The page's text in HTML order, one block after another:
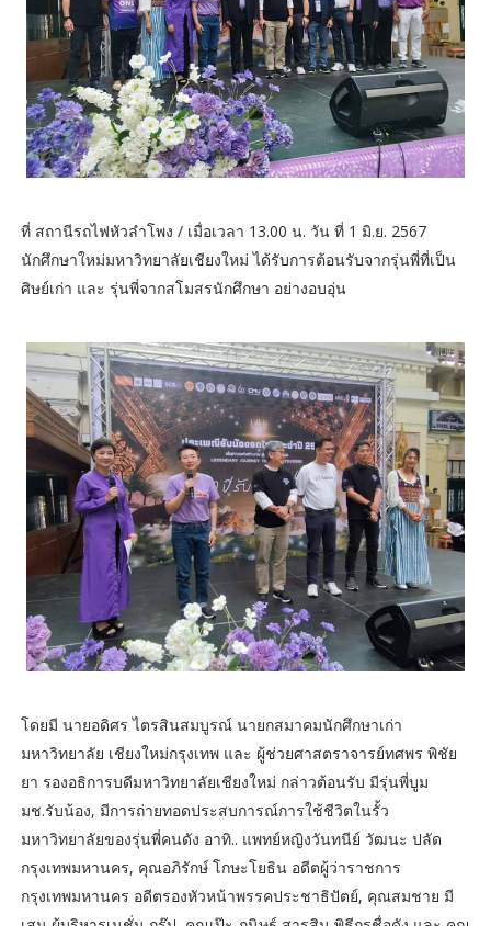
ที่ สถานีรถไฟหัวลำโพง / เมื่อเวลา 13.00 น. วัน ที่ 1 มิ.ย. 2567
นักศึกษาใหม่มหาวิทยาลัยเชียงใหม่ ได้รับการต้อนรับจากรุ่นพี่ที่เป็น
ศิษย์เก่า และ รุ่นพี่จากสโมสรนักศึกษา อย่างอบอุ่น
โดยมี นายอดิศร ไตรสินสมบูรณ์ นายกสมาคมนักศึกษาเก่า
มหาวิทยาลัย เชียงใหม่กรุงเทพ และ ผู้ช่วยศาสตราจารย์ทศพร พิชัย
ยา รองอธิการบดีมหาวิทยาลัยเชียงใหม่ กล่าวต้อนรับ มีรุ่นพี่บูม
มช.รับน้อง, มีการถ่ายทอดประสบการณ์การใช้ชีวิตในรั้ว
มหาวิทยาลัยของรุ่นพี่คนดัง อาทิ.. แพทย์หญิงวันทนีย์ วัฒนะ ปลัด
กรุงเทพมหานคร, คุณอภิรักษ์ โกษะโยธิน อดีตผู้ว่าราชการ
กรุงเทพมหานคร อดีตรองหัวหน้าพรรคประชาธิปัตย์, คุณสมชาย มี